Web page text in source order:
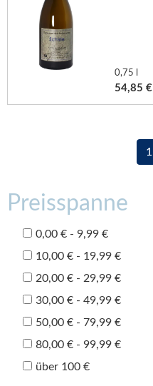
0,75 l
54,85 €
1
Preisspanne
0,00 € - 9,99 €
10,00 € - 19,99 €
20,00 € - 29,99 €
30,00 € - 49,99 €
50,00 € - 79,99 €
80,00 € - 99,99 €
über 100 €